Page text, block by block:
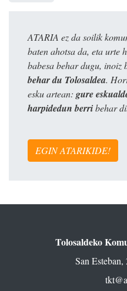
ATARIA ez da soilik
baten ahotsa da, eta urte
babesa behar dugu, inoiz
behar du Tolosaldea.
esku artean: gure
harpidedun berribehar
EGIN ATARIKIDE!
Tolosaldeko
San